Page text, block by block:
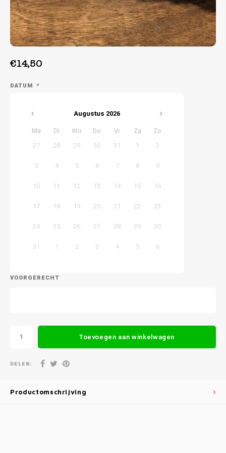
Week 39 | 21-09-2026 t/m 25-09-2026
€14,50
DATUM *
Augustus 2026
Ma
Di Wo Do Vr Za
Zo
27
28 29 30 31 1 2
3 4 5 6 7 8 9
10 11 12 13 14 15 16
17 18 19 20 21 22 23
24 25 26 27 28 29 30
31 1 2 3 4 5 6
VOORGERECHT
Toevoegen aan winkelwagen
DELEN:
Productomschrijving